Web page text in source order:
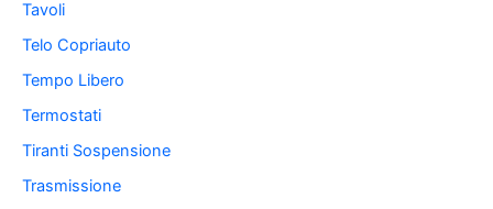
Tavoli
Telo Copriauto
Tempo Libero
Termostati
Tiranti Sospensione
Trasmissione